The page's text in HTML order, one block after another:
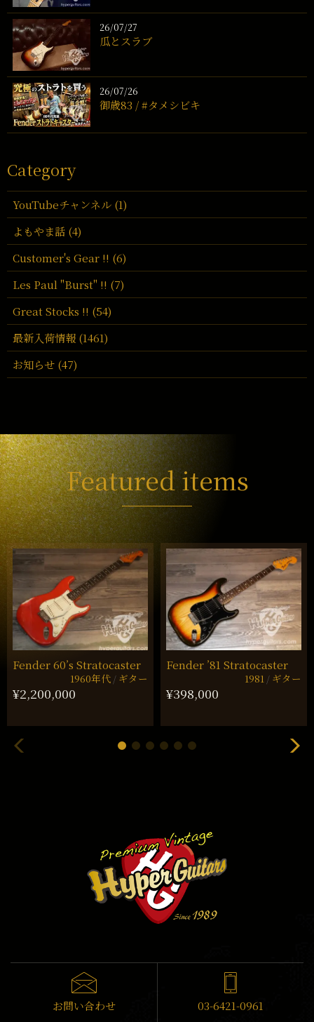
26/07/27
瓜とスラブ
26/07/26
御歳83 / #タメシビキ
Category
YouTubeチャンネル (1)
よもやま話 (4)
Customer's Gear !! (6)
Les Paul "Burst" !! (7)
Great Stocks !! (54)
最新入荷情報 (1461)
お知らせ (47)
Featured items
Fender 60’s Stratocaster
1960年代 ギター
¥2,200,000
Fender ’81 Stratocaster
1981 ギター
¥398,000
お問い合わせ 03-6421-0961